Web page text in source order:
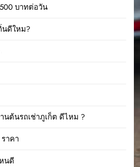
บาทต่อวัน
นดีใหม?
นต้นรถเช่าภูเก็ต ดีไหม ?
าคา
นดี